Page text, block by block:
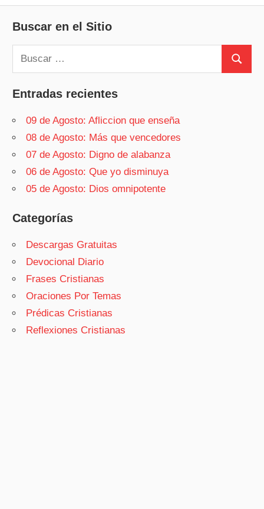
Buscar en el Sitio
Buscar:
Buscar
Entradas recientes
09 de Agosto: Afliccion que enseña
08 de Agosto: Más que vencedores
07 de Agosto: Digno de alabanza
06 de Agosto: Que yo disminuya
05 de Agosto: Dios omnipotente
Categorías
Descargas Gratuitas
Devocional Diario
Frases Cristianas
Oraciones Por Temas
Prédicas Cristianas
Reflexiones Cristianas